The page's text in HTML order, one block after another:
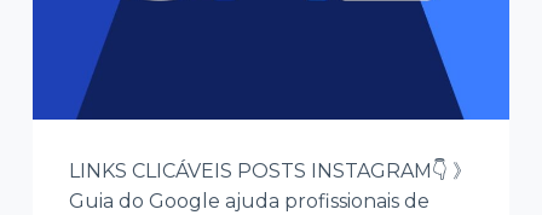
LINKS CLICÁVEIS POSTS INSTAGRAM👇 》
Guia do Google ajuda profissionais de